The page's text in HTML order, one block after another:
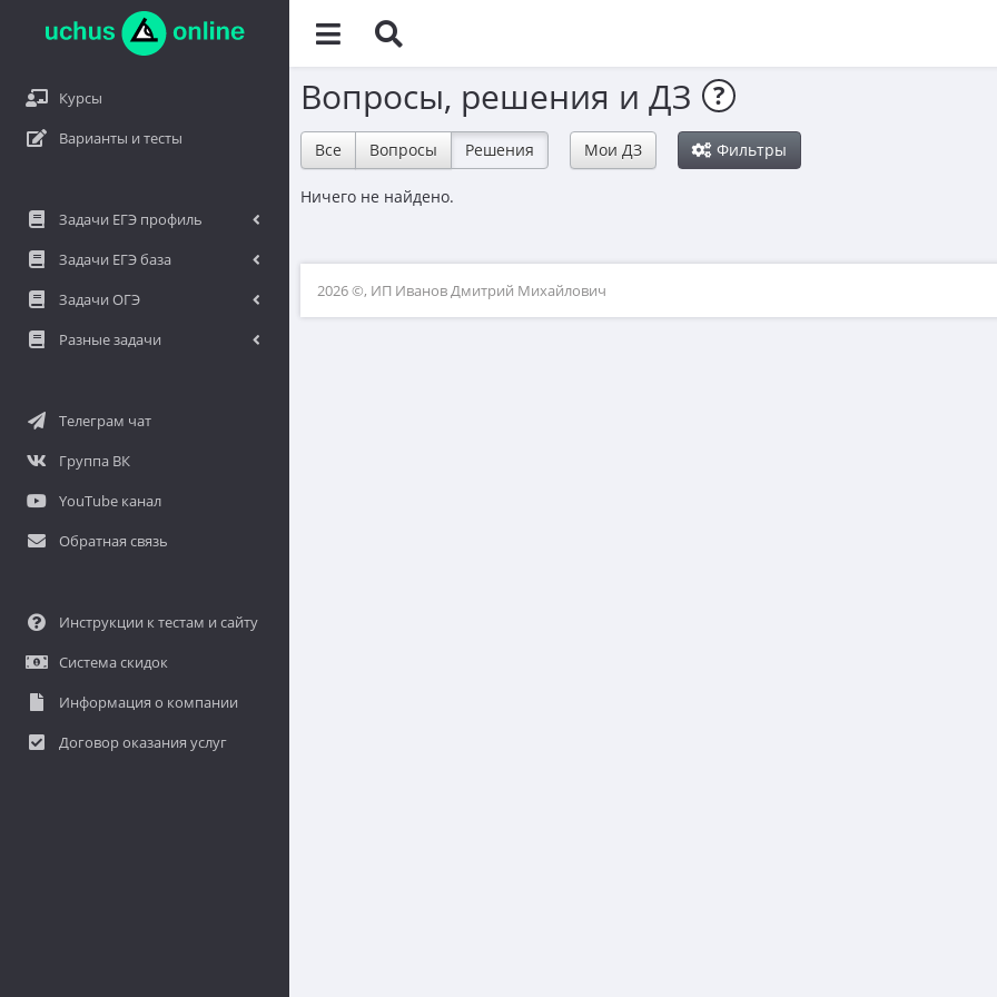
Курсы
Варианты и тесты
Задачи ЕГЭ профиль
Задачи ЕГЭ база
Задачи ОГЭ
Разные задачи
Телеграм чат
Группа ВК
YouTube канал
Обратная связь
Инструкции к тестам и сайту
Система скидок
Информация о компании
Договор оказания услуг
Вопросы, решения и ДЗ ?
Все Вопросы Решения Мои ДЗ Фильтры
Ничего не найдено.
2026 ©, ИП Иванов Дмитрий Михайлович